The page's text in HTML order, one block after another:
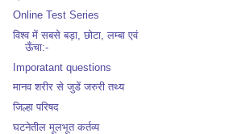
Online Test Series
विश्व में सबसे बड़ा, छोटा, लम्बा एवं
ऊँचा:-
Imporatant questions
मानव शरीर से जुडें जरुरी तथ्य
जिल्हा परिषद
घटनेतील मूलभूत कर्तव्य